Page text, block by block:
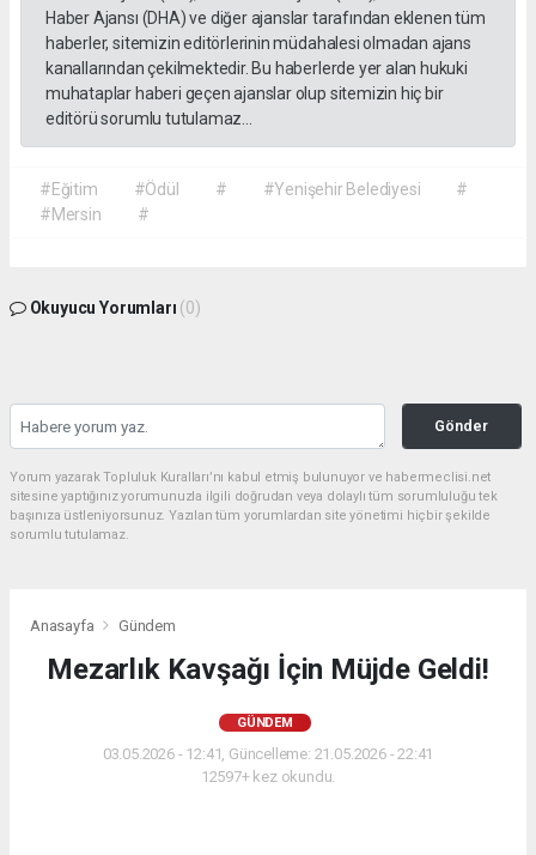
Haber Ajansı (DHA) ve diğer ajanslar tarafından eklenen tüm
haberler, sitemizin editörlerinin müdahalesi olmadan ajans
kanallarından çekilmektedir. Bu haberlerde yer alan hukuki
muhataplar haberi geçen ajanslar olup sitemizin hiç bir
editörü sorumlu tutulamaz...
#Eğitim #Ödül # #Yenişehir Belediyesi
#
#Mersin
#
Okuyucu Yorumları (0)
Gönder
Yorum yazarak Topluluk Kuralları’nı kabul etmiş bulunuyor ve habermeclisi.net
sitesine yaptığınız yorumunuzla ilgili doğrudan veya dolaylı tüm sorumluluğu tek
başınıza üstleniyorsunuz. Yazılan tüm yorumlardan site yönetimi hiçbir şekilde
sorumlu tutulamaz.
Anasayfa Gündem
Mezarlık Kavşağı İçin Müjde Geldi!
GÜNDEM
03.05.2026 - 12:41, Güncelleme: 21.05.2026 - 22:41
12597+ kez okundu.